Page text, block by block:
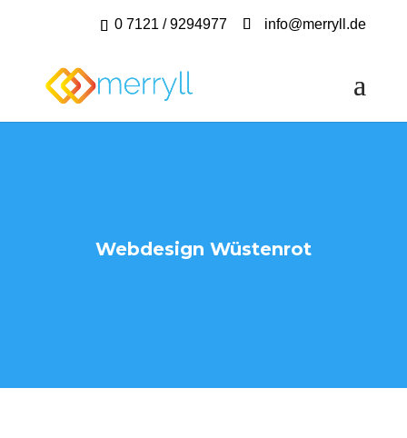
0 7121 / 9294977 info@merryll.de
Webdesign Wüstenrot